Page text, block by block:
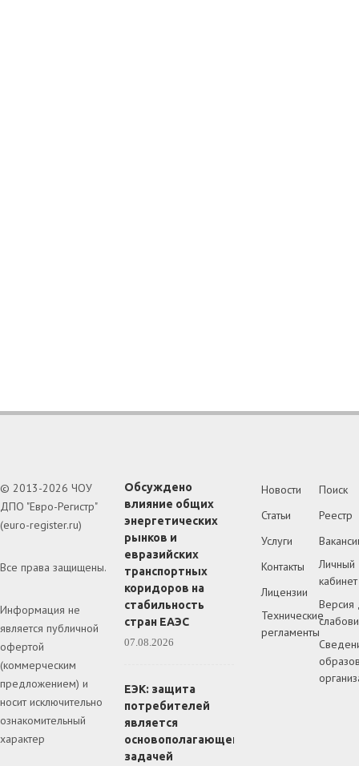
© 2013-2026 ЧОУ
ДПО "Евро-Регистр"
(euro-register.ru)
Все права защищены.
Информация не
является публичной
офертой
(коммерческим
предложением) и
носит исключительно
ознакомительный
характер
Обсуждено
влияние общих
энергетических
рынков и
евразийских
транспортных
коридоров на
стабильность
стран ЕАЭС
07.08.2026
ЕЭК: защита
потребителей
является
основополагающей
задачей
Новости
Статьи
Услуги
Контакты
Лицензии
Технические
регламенты
Поиск
Реестр
Личный
кабинет
Версия